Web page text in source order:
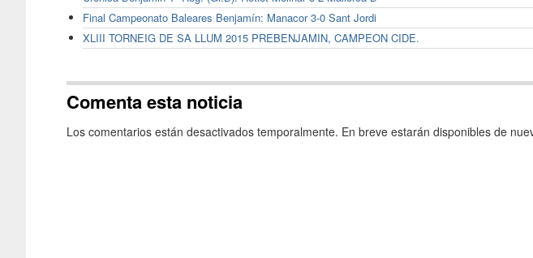
Final Campeonato Baleares Benjamín: Manacor 3-0 Sant Jordi
XLIII TORNEIG DE SA LLUM 2015 PREBENJAMIN, CAMPEON CIDE.
Comenta esta noticia
Los comentarios están desactivados temporalmente. En breve estarán disponibles de